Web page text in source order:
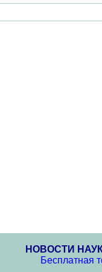
НОВОСТИ
Бесплатная